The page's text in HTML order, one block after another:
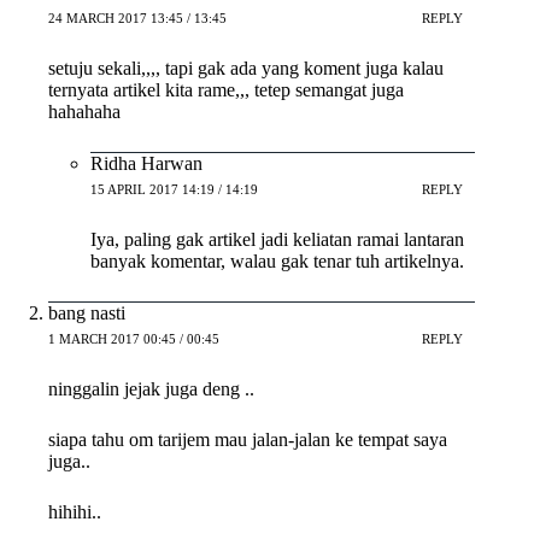
24 MARCH 2017 13:45 / 13:45 REPLY
setuju sekali,,,, tapi gak ada yang koment juga kalau
ternyata artikel kita rame,,, tetep semangat juga
hahahaha
Ridha Harwan
15 APRIL 2017 14:19 / 14:19 REPLY
Iya, paling gak artikel jadi keliatan ramai lantaran
banyak komentar, walau gak tenar tuh artikelnya.
bang nasti
1 MARCH 2017 00:45 / 00:45 REPLY
ninggalin jejak juga deng ..
siapa tahu om tarijem mau jalan-jalan ke tempat saya
juga..
hihihi..